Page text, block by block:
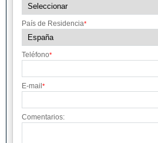
País de Residencia*
Teléfono*
E-mail *
Comentarios: